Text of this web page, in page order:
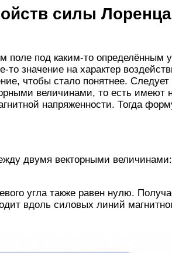
силы Лоренца
поле под каким-то определённым
то значение на характер
чтобы стало понятнее. Следует
величинами, то есть имеют
напряженности. Тогда
двумя векторными
угла также равен нулю.
вдоль силовых линий